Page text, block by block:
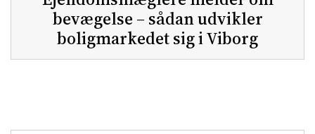
bevægelse – sådan udvikler
boligmarkedet sig i Viborg